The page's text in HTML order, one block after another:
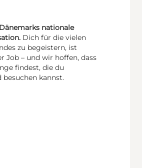
nationale
Dich für die vielen
zu begeistern, ist
Job – und wir hoffen, dass
findest, die du
kannst.